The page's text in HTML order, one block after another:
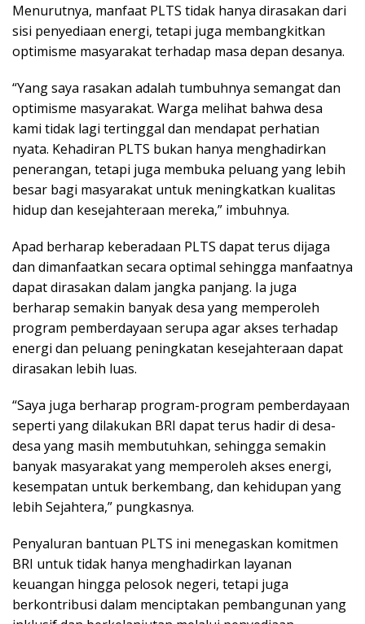
Menurutnya, manfaat PLTS tidak hanya dirasakan dari
sisi penyediaan energi, tetapi juga membangkitkan
optimisme masyarakat terhadap masa depan desanya.
“Yang saya rasakan adalah tumbuhnya semangat dan
optimisme masyarakat. Warga melihat bahwa desa
kami tidak lagi tertinggal dan mendapat perhatian
nyata. Kehadiran PLTS bukan hanya menghadirkan
penerangan, tetapi juga membuka peluang yang lebih
besar bagi masyarakat untuk meningkatkan kualitas
hidup dan kesejahteraan mereka,” imbuhnya.
Apad berharap keberadaan PLTS dapat terus dijaga
dan dimanfaatkan secara optimal sehingga manfaatnya
dapat dirasakan dalam jangka panjang. Ia juga
berharap semakin banyak desa yang memperoleh
program pemberdayaan serupa agar akses terhadap
energi dan peluang peningkatan kesejahteraan dapat
dirasakan lebih luas.
“Saya juga berharap program-program pemberdayaan
seperti yang dilakukan BRI dapat terus hadir di desa-
desa yang masih membutuhkan, sehingga semakin
banyak masyarakat yang memperoleh akses energi,
kesempatan untuk berkembang, dan kehidupan yang
lebih Sejahtera,” pungkasnya.
Penyaluran bantuan PLTS ini menegaskan komitmen
BRI untuk tidak hanya menghadirkan layanan
keuangan hingga pelosok negeri, tetapi juga
berkontribusi dalam menciptakan pembangunan yang